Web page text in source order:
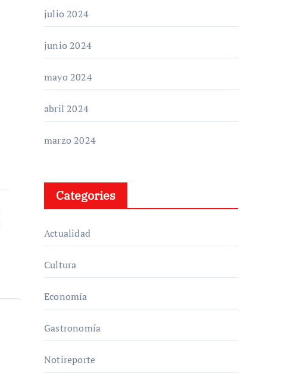
julio 2024
junio 2024
mayo 2024
abril 2024
marzo 2024
Categories
Actualidad
Cultura
Economía
Gastronomía
Notireporte